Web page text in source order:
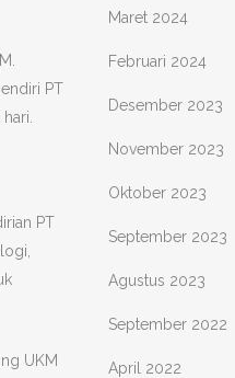
PT
PT
UKM
Maret 2024
Februari 2024
Desember 2023
November 2023
Oktober 2023
September 2023
Agustus 2023
September 2022
April 2022